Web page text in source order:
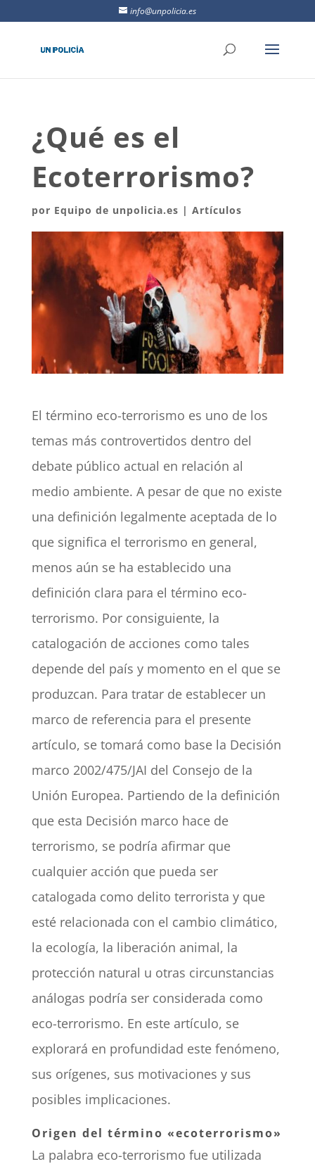
info@unpolicia.es
¿Qué es el
Ecoterrorismo?
por Equipo de unpolicia.es | Artículos
El término eco-terrorismo es uno de los
temas más controvertidos dentro del
debate público actual en relación al
medio ambiente. A pesar de que no existe
una definición legalmente aceptada de lo
que significa el terrorismo en general,
menos aún se ha establecido una
definición clara para el término eco-
terrorismo. Por consiguiente, la
catalogación de acciones como tales
depende del país y momento en el que se
produzcan. Para tratar de establecer un
marco de referencia para el presente
artículo, se tomará como base la Decisión
marco 2002/475/JAI del Consejo de la
Unión Europea. Partiendo de la definición
que esta Decisión marco hace de
terrorismo, se podría afirmar que
cualquier acción que pueda ser
catalogada como delito terrorista y que
esté relacionada con el cambio climático,
la ecología, la liberación animal, la
protección natural u otras circunstancias
análogas podría ser considerada como
eco-terrorismo. En este artículo, se
explorará en profundidad este fenómeno,
sus orígenes, sus motivaciones y sus
posibles implicaciones.
Origen del término «ecoterrorismo»
La palabra eco-terrorismo fue utilizada